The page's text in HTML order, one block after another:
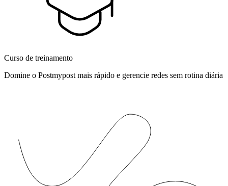
Curso de treinamento
Domine o Postmypost mais rápido e gerencie redes sem rotina diária